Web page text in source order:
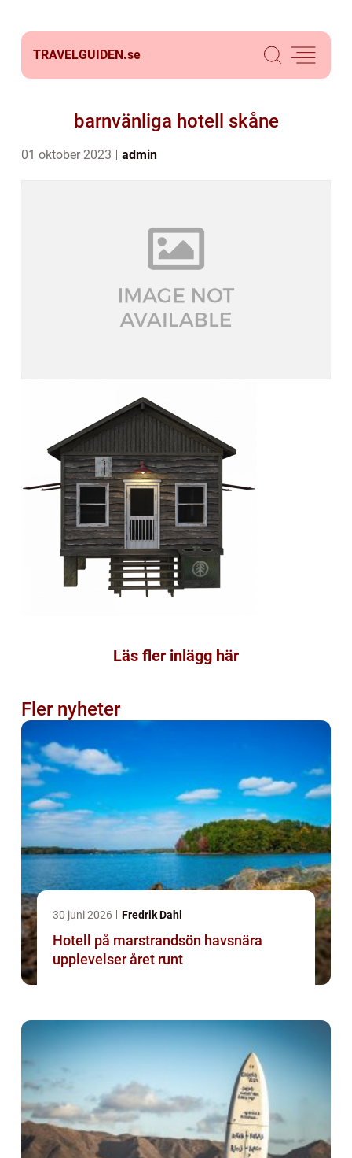
TRAVELGUIDEN.se
barnvänliga hotell skåne
01 oktober 2023 admin
Läs fler inlägg här
Fler nyheter
30 juni 2026 Fredrik Dahl
Hotell på marstrandsön havsnära
upplevelser året runt